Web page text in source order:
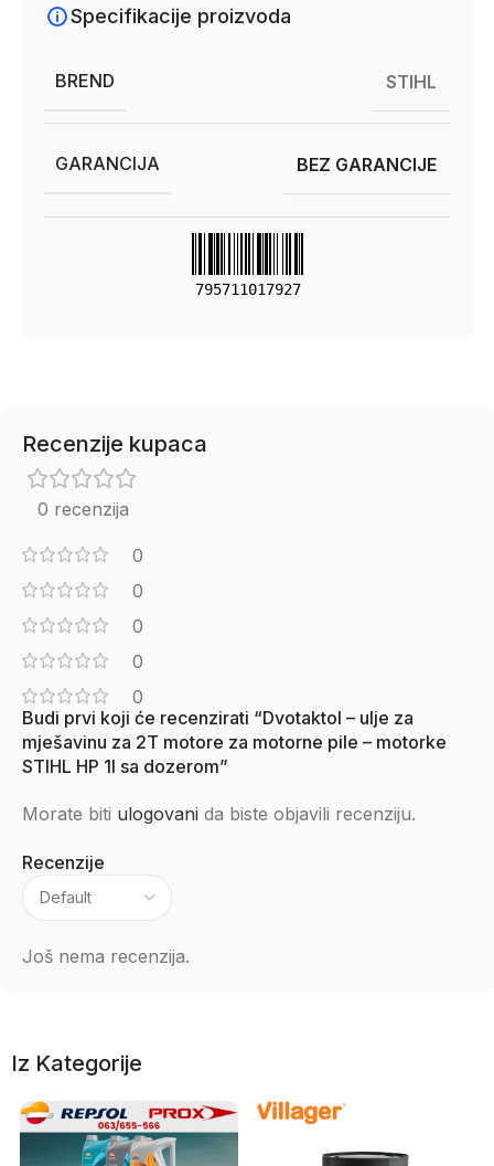
Specifikacije proizvoda
BREND STIHL
GARANCIJA BEZ GARANCIJE
795711017927
Recenzije kupaca
0 recenzija
0
0
0
0
0
Recenzije
Još nema recenzija.
Budi prvi koji će recenzirati “Dvotaktol – ulje za
mješavinu za 2T motore za motorne pile – motorke
STIHL HP 1l sa dozerom”
Morate biti ulogovani da biste objavili recenziju.
Iz Kategorije